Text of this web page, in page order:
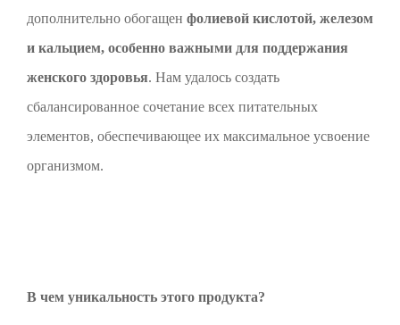
дополнительно обогащен фолиевой кислотой, железом
и кальцием, особенно важными для поддержания
женского здоровья. Нам удалось создать
сбалансированное сочетание всех питательных
элементов, обеспечивающее их максимальное усвоение
организмом.
В чем уникальность этого продукта?